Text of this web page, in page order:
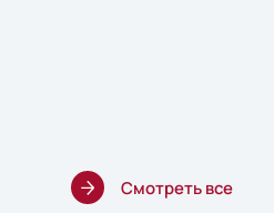
Смотреть все